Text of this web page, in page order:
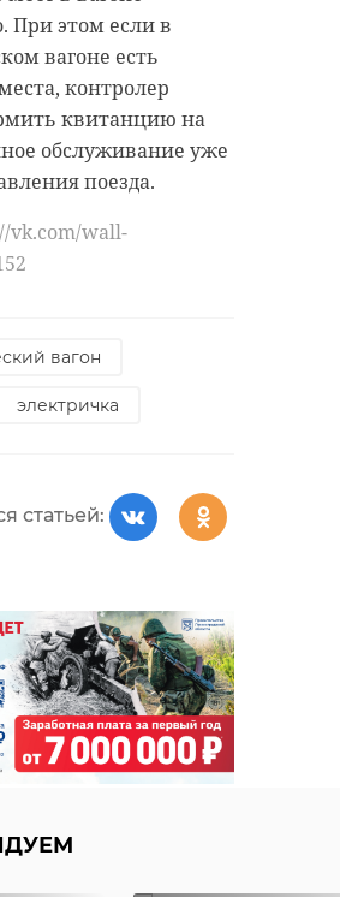
При этом если в
вагоне есть
контролер
квитанцию на
обслуживание уже
поезда.
vk.com/wall-
вагон
электричка
статьей: